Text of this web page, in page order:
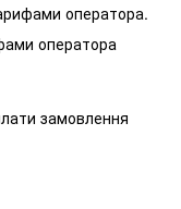
оператора.
оператора
замовлення